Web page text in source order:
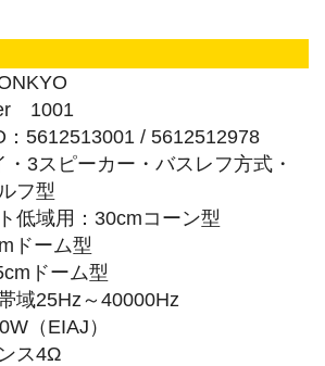
1001
：5612513001 / 5612512978
3スピーカー・バスレフ方式・
フ型
低域用：30cmコーン型
ドーム型
ドーム型
域25Hz～40000Hz
（EIAJ）
ス4Ω